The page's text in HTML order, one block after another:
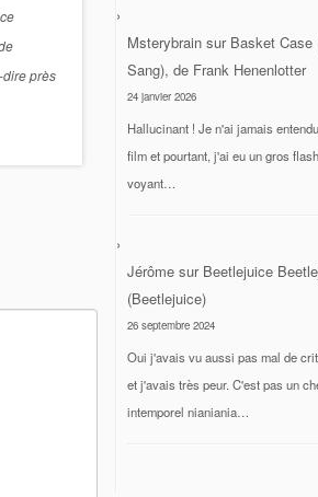
dire près
Msterybrain sur Basket Case
Sang), de Frank Henenlotter
24 janvier 2026
Hallucinant ! Je n'ai jamais
film et pourtant, j'ai eu un gros
voyant…
Jérôme sur Beetlejuice
(Beetlejuice)
26 septembre 2024
Oui j'avais vu aussi pas mal de
et j'avais très peur. C'est pas un
intemporel nianiania…